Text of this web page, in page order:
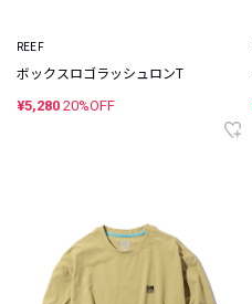
REEF
ボックスロゴラッシュロンT
¥5,280 20%OFF